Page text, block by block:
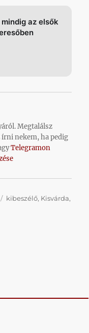
az elsők
Megtalálsz
nekem, ha pedig
Telegramon
Címke
kibeszélő, Kisvárda,